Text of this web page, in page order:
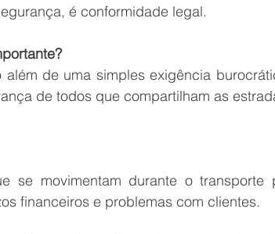
é conformidade legal.
de uma simples exigência
de todos que compartilham as
se movimentam durante o transporte
financeiros e problemas com clientes.